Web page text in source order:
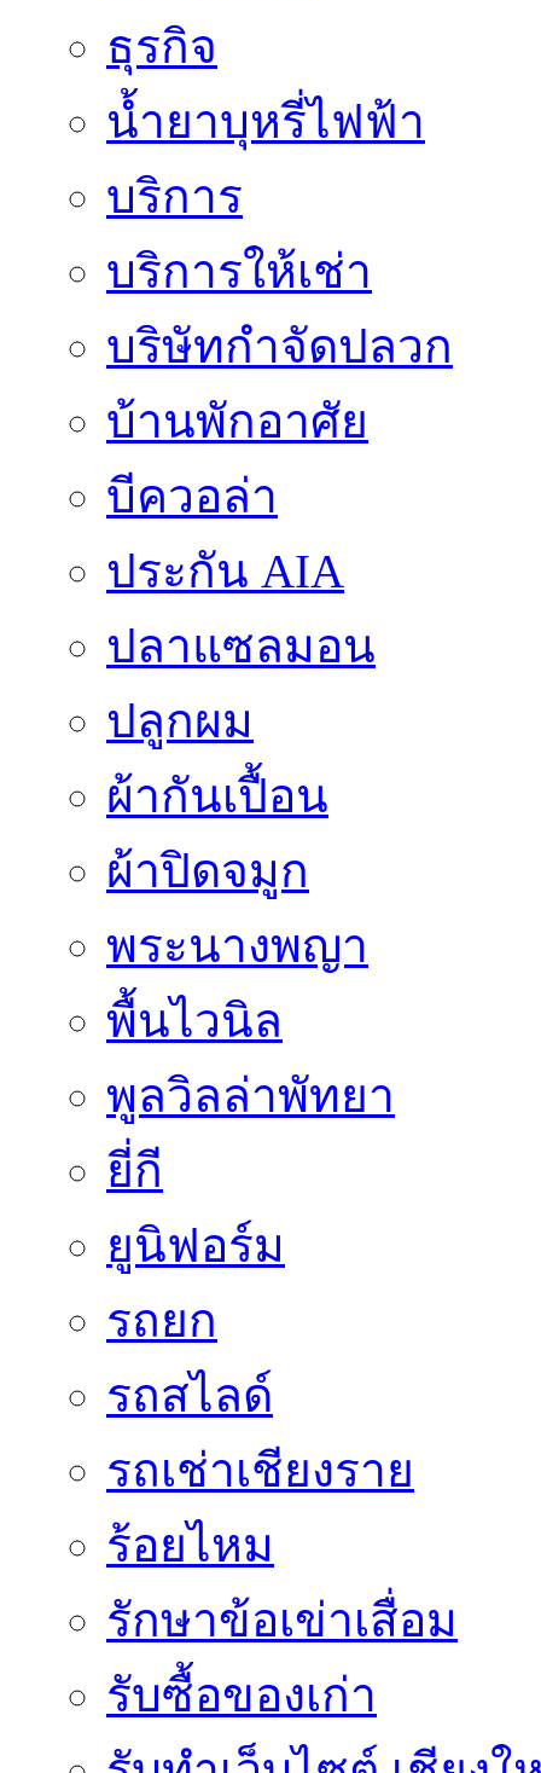
ธุรกิจ
น้ำยาบุหรี่ไฟฟ้า
บริการ
บริการให้เช่า
บริษัทกำจัดปลวก
บ้านพักอาศัย
บีควอล่า
ประกัน AIA
ปลาแซลมอน
ปลูกผม
ผ้ากันเปื้อน
ผ้าปิดจมูก
พระนางพญา
พื้นไวนิล
พูลวิลล่าพัทยา
ยี่กี
ยูนิฟอร์ม
รถยก
รถสไลด์
รถเช่าเชียงราย
ร้อยไหม
รักษาข้อเข่าเสื่อม
รับซื้อของเก่า